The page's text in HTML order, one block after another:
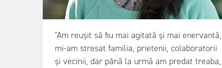
"Am reușit să fiu mai agitată și mai enervantă,
mi-am stresat familia, prietenii, colaboratorii
și vecinii, dar până la urmă am predat treaba,